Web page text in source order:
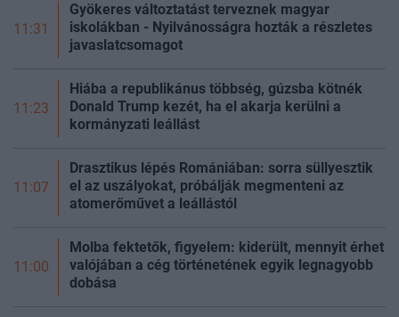
11:31
Gyökeres változtatást terveznek magyar
iskolákban - Nyilvánosságra hozták a részletes
javaslatcsomagot
11:23
Hiába a republikánus többség, gúzsba kötnék
Donald Trump kezét, ha el akarja kerülni a
kormányzati leállást
11:07
Drasztikus lépés Romániában: sorra süllyesztik
el az uszályokat, próbálják megmenteni az
atomerőművet a leállástól
11:00
Molba fektetők, figyelem: kiderült, mennyit érhet
valójában a cég történetének egyik legnagyobb
dobása